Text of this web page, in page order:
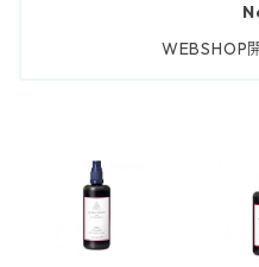
WEBSHOP